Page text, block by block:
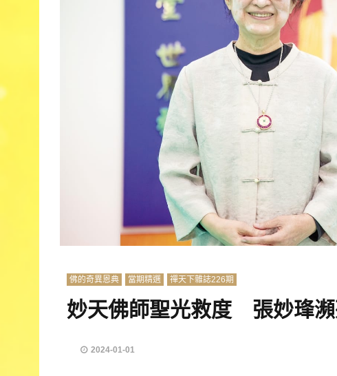
佛的奇異恩典 當期精選 禪天下雜誌226期
妙天佛師聖光救度 張妙琒
2024-01-01